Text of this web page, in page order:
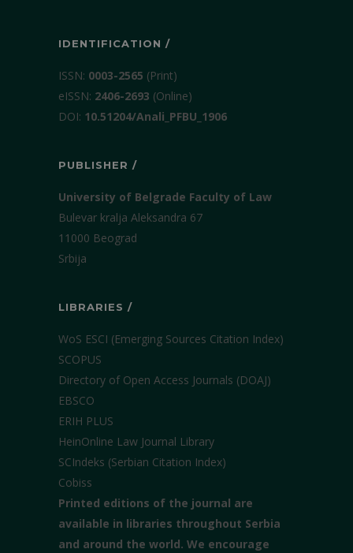
IDENTIFICATION /
ISSN: 0003-2565 (Print)
еISSN: 2406-2693 (Online)
DOI: 10.51204/Anali_PFBU_1906
PUBLISHER /
University of Belgrade Faculty of Law
Bulevar kralja Aleksandra 67
11000 Beograd
Srbija
LIBRARIES /
WoS ESCI (Emerging Sources Citation Index)
SCOPUS
Directory of Open Access Journals (DOAJ)
EBSCO
ERIH PLUS
HeinOnline Law Journal Library
SCIndeks (Serbian Citation Index)
Cobiss
Printed editions of the journal are
available in libraries throughout Serbia
and around the world. We encourage